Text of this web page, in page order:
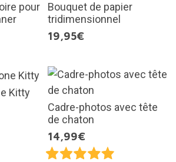
pour
Bouquet de papier
tridimensionnel
19,95€
Kitty
Cadre-photos avec tête
de chaton
14,99€